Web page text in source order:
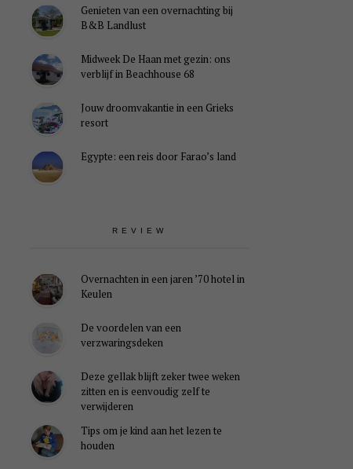
Genieten van een overnachting bij
B&B Landlust
Midweek De Haan met gezin: ons
verblijf in Beachhouse 68
Jouw droomvakantie in een Grieks
resort
Egypte: een reis door Farao’s land
REVIEW
Overnachten in een jaren ’70 hotel in
Keulen
De voordelen van een
verzwaringsdeken
Deze gellak blijft zeker twee weken
zitten en is eenvoudig zelf te
verwijderen
Tips om je kind aan het lezen te
houden